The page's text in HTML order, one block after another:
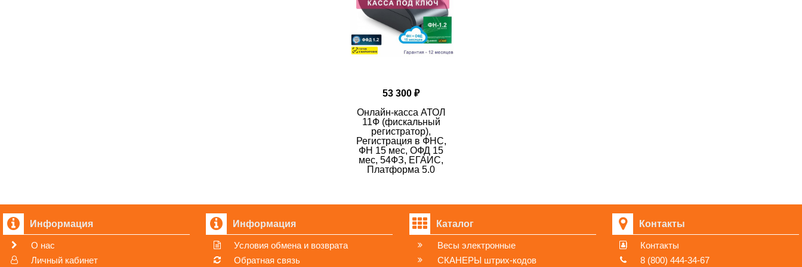
53 300 ₽
Онлайн-касса АТОЛ
11Ф (фискальный
регистратор),
Регистрация в ФНС,
ФН 15 мес, ОФД 15
мес, 54ФЗ, ЕГАИС,
Платформа 5.0
Информация
О нас
Личный кабинет
Информация
Условия обмена и возврата
Обратная связь
Каталог
Весы электронные
СКАНЕРЫ штрих-кодов
Контакты
Контакты
8 (800) 444-34-67